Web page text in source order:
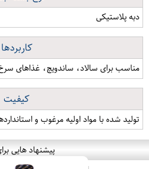
دبه پلاستیکی
کاربردها
مناسب برای سالاد، ساندویچ، غذاهای
کیفیت
تولید شده با مواد اولیه مرغوب و
پیشنهاد هایی